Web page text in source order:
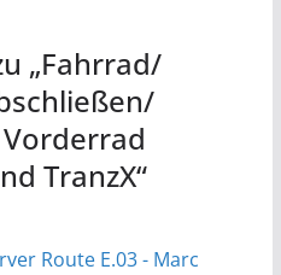
„Fahrrad/
TranzX“
Route E.03 - Marc